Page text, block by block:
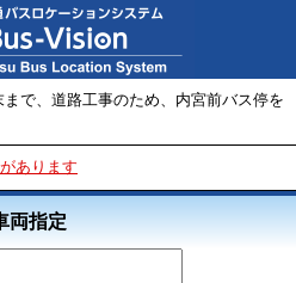
まで、道路工事のため、内宮前バス停を
あります
両指定